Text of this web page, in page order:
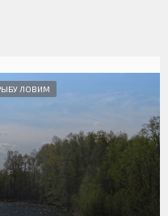
ЛОВИМ